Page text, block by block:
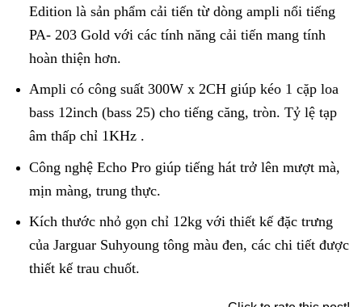
Edition là sản phẩm cải tiến từ dòng ampli nổi tiếng
PA- 203 Gold với các tính năng cải tiến mang tính
hoàn thiện hơn.
Ampli có công suất 300W x 2CH giúp kéo 1 cặp loa
bass 12inch (bass 25) cho tiếng căng, tròn. Tỷ lệ tạp
âm thấp chỉ 1KHz .
Công nghệ Echo Pro giúp tiếng hát trở lên mượt mà,
mịn màng, trung thực.
Kích thước nhỏ gọn chỉ 12kg với thiết kế đặc trưng
của Jarguar Suhyoung tông màu đen, các chi tiết được
thiết kế trau chuốt.